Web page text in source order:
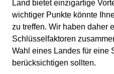
Land bietet einzigartige
wichtiger Punkte könnte
zu treffen. Wir haben daher
Schlüsselfaktoren
Wahl eines Landes für eine
berücksichtigen sollten.